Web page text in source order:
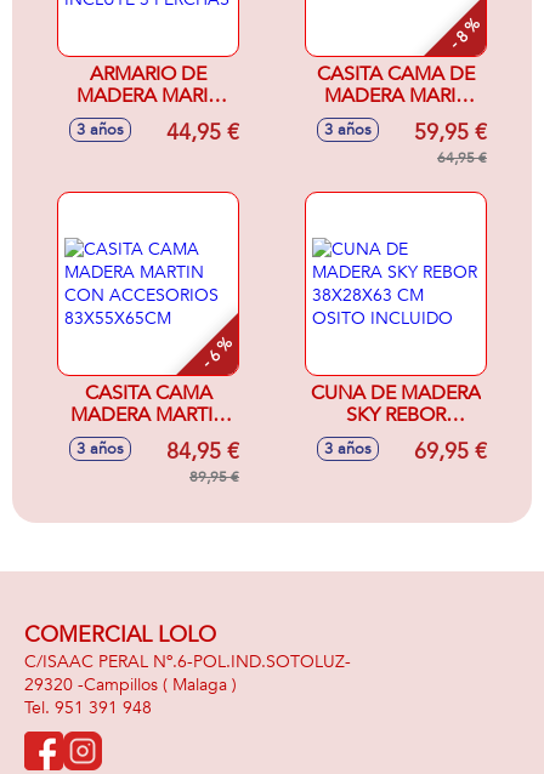
ARMARIO DE
MADERA MARIA
54X42X21 CM
INCLUYE 3
3 años 44,95 €
- 8 %
CASITA CAMA DE
MADERA MARIA
55X30X55 CM.
3 años 59,95 €
64,95 €
- 6 %
CASITA CAMA
MADERA MARTIN
CON ACCESORIOS
83X55X65CM
3 años 84,95 €
89,95 €
CUNA DE MADERA
SKY REBOR
38X28X63 CM
OSITO INCLUIDO
3 años 69,95 €
COMERCIAL LOLO
C/ISAAC PERAL Nº.6-POL.IND.SOTOLUZ-
29320 -Campillos ( Malaga )
951 391 948